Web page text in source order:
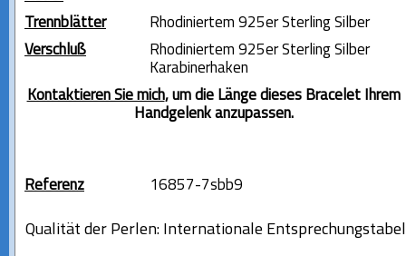
Trennblätter
Rhodiniertem 925er Sterling Silber
Verschluß
Rhodiniertem 925er Sterling Silber
Karabinerhaken
Kontaktieren Sie mich, um die Länge dieses Bracelet Ihrem
Handgelenk anzupassen.
Referenz 16857-7sbb9
Qualität der Perlen: Internationale